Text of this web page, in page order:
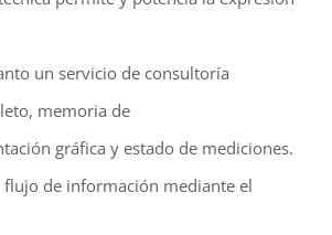
un servicio de consultoría
memoria de
gráfica y estado de mediciones.
flujo de información mediante el